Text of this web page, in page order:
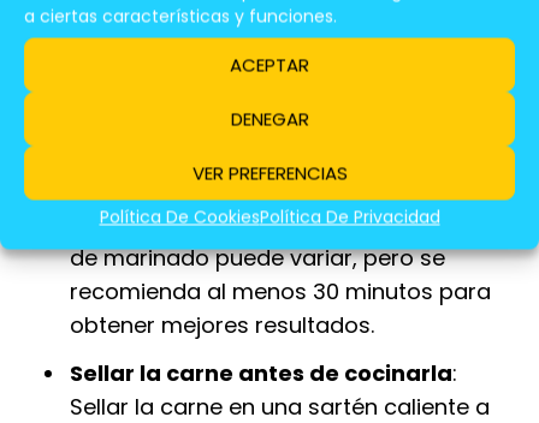
a ciertas características y funciones.
ACEPTAR
DENEGAR
VER PREFERENCIAS
Política De CookiesPolítica De Privacidad
termómetro de carne para controlar la
temperatura interna y evitar que la carne
se sobrecocine.
Marinar la carne: Marinar la carne en
una mezcla de aceite, vinagre, especias y
hierbas aromáticas ayuda a retener la
humedad y a realzar el sabor. El tiempo
de marinado puede variar, pero se
recomienda al menos 30 minutos para
obtener mejores resultados.
Sellar la carne antes de cocinarla:
Sellar la carne en una sartén caliente a